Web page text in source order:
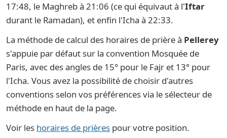
17:48, le Maghreb à 21:06 (ce qui équivaut à l'Iftar
durant le Ramadan), et enfin l'Icha à 22:33.
La méthode de calcul des horaires de prière à Pellerey
s'appuie par défaut sur la convention Mosquée de
Paris, avec des angles de 15° pour le Fajr et 13° pour
l'Icha. Vous avez la possibilité de choisir d'autres
conventions selon vos préférences via le sélecteur de
méthode en haut de la page.
Voir les horaires de prières pour votre position.